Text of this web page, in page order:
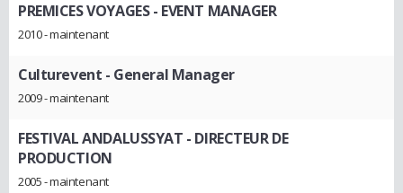
PREMICES VOYAGES- EVENT MANAGER
2010 - maintenant
Culturevent - General Manager
2009 - maintenant
FESTIVAL ANDALUSSYAT - DIRECTEUR DE
PRODUCTION
2005 - maintenant